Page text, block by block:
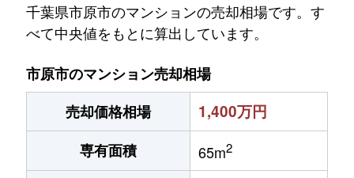
千葉県市原市のマンションの売却相場です。す
べて中央値をもとに算出しています。
市原市のマンション売却相場
売却価格相場
1,400万円
専有面積 65m2